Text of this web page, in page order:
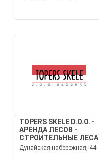
TOPERS SKELE D.O.O. -
АРЕНДА ЛЕСОВ -
СТРОИТЕЛЬНЫЕ ЛЕСА
Дунайская набережная, 44